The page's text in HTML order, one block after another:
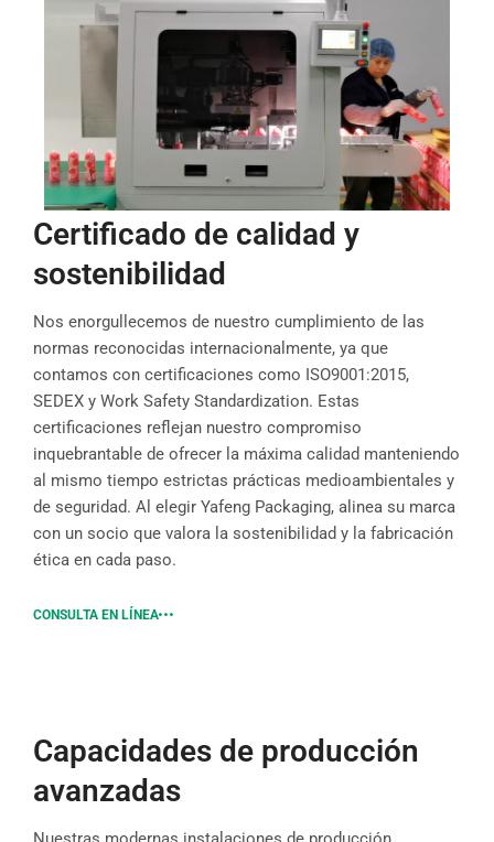
Certificado de calidad y
sostenibilidad
Nos enorgullecemos de nuestro cumplimiento de las
normas reconocidas internacionalmente, ya que
contamos con certificaciones como ISO9001:2015,
SEDEX y Work Safety Standardization. Estas
certificaciones reflejan nuestro compromiso
inquebrantable de ofrecer la máxima calidad manteniendo
al mismo tiempo estrictas prácticas medioambientales y
de seguridad. Al elegir Yafeng Packaging, alinea su marca
con un socio que valora la sostenibilidad y la fabricación
ética en cada paso.
CONSULTA EN LÍNEA
Capacidades de producción
avanzadas